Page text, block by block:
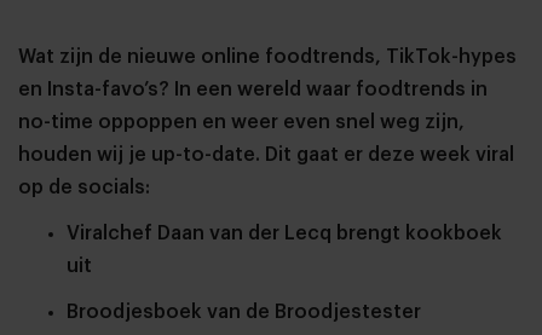
Wat zijn de nieuwe online foodtrends, TikTok-hypes
en Insta-favo’s? In een wereld waar foodtrends in
no-time oppoppen en weer even snel weg zijn,
houden wij je up-to-date. Dit gaat er deze week viral
op de socials:
Viralchef Daan van der Lecq brengt kookboek
uit
Broodjesboek van de Broodjestester